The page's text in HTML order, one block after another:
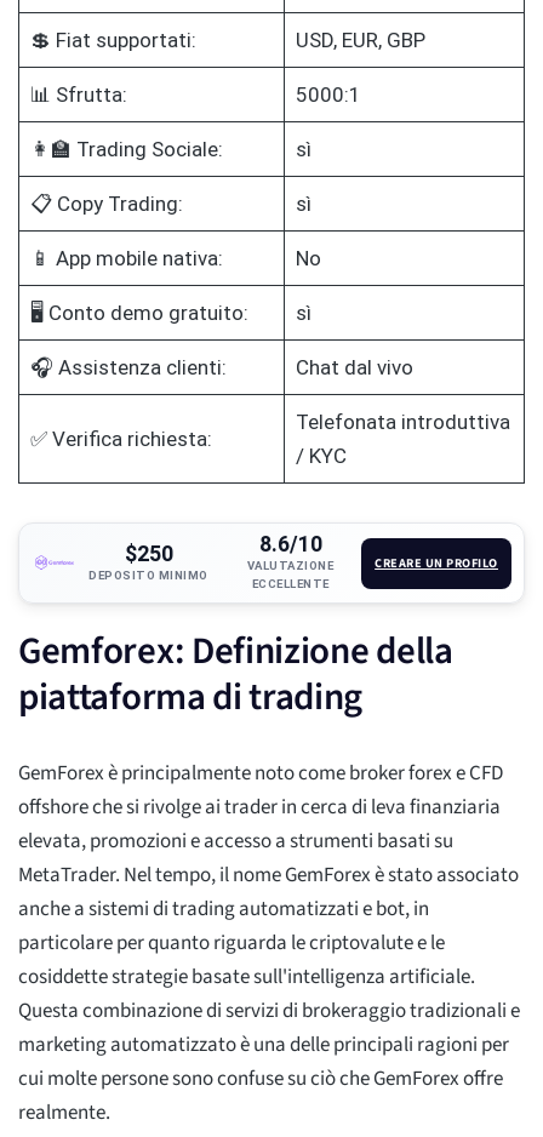
💲 Fiat supportati: USD, EUR, GBP
📊 Sfrutta: 5000:1
👩‍🏫 Trading Sociale: sì
📋 Copy Trading: sì
📱 App mobile nativa: No
🖥️ Conto demo gratuito: sì
🎧 Assistenza clienti: Chat dal vivo
✅ Verifica richiesta:
Telefonata introduttiva
/ KYC
$250
DEPOSITO MINIMO
8.6/10
VALUTAZIONE
ECCELLENTE
CREARE UN PROFILO
Gemforex: Definizione della
piattaforma di trading
GemForex è principalmente noto come broker forex e CFD
offshore che si rivolge ai trader in cerca di leva finanziaria
elevata, promozioni e accesso a strumenti basati su
MetaTrader. Nel tempo, il nome GemForex è stato associato
anche a sistemi di trading automatizzati e bot, in
particolare per quanto riguarda le criptovalute e le
cosiddette strategie basate sull'intelligenza artificiale.
Questa combinazione di servizi di brokeraggio tradizionali e
marketing automatizzato è una delle principali ragioni per
cui molte persone sono confuse su ciò che GemForex offre
realmente.